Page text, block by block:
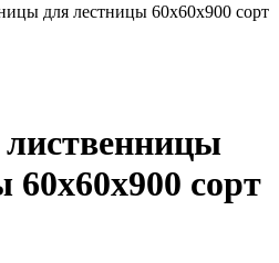
для лестницы 60х60х900 сорт
60х60х900 сорт